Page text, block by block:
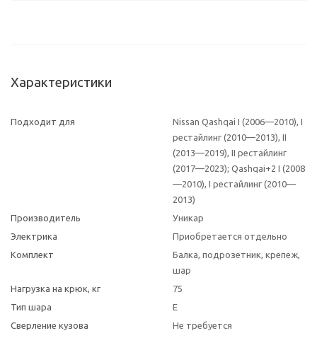
Характеристики
Подходит для
Nissan Qashqai I (2006—2010), I
рестайлинг (2010—2013), II
(2013—2019), II рестайлинг
(2017—2023); Qashqai+2 I (2008
—2010), I рестайлинг (2010—
2013)
Производитель
Уникар
Электрика
Приобретается отдельно
Комплект
Балка, подрозетник, крепеж,
шар
Нагрузка на крюк, кг
75
Тип шара
E
Сверление кузова
Не требуется